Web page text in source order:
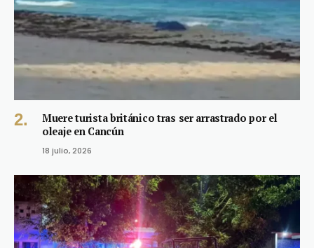
Muere turista británico tras ser arrastrado por el
oleaje en Cancún
18 julio, 2026